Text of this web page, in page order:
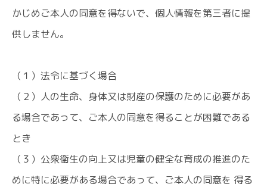
かじめご本人の同意を得ないで、個人情報を第三者に提
供しません。
（１）法令に基づく場合
（２）人の生命、身体又は財産の保護のために必要があ
る場合であって、ご本人の同意を得ることが困難である
とき
（３）公衆衛生の向上又は児童の健全な育成の推進のた
めに特に必要がある場合であって、ご本人の同意を 得る